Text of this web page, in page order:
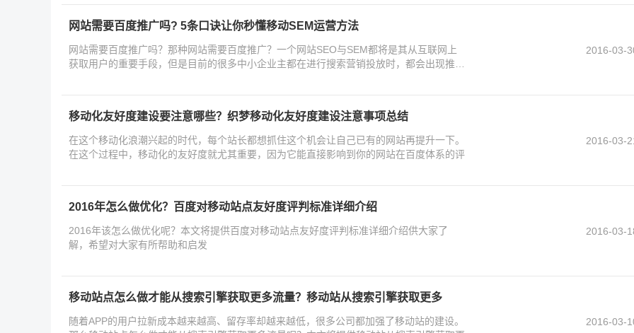
网站需要百度推广吗? 5条口诀让你秒懂移动SEM运营方法
网站需要百度推广吗？那种网站需要百度推广？一个网站SEO与SEM都将是其从互联网上
获取用户的重要手段，但是目前的很多中小企业主都在进行搜索营销投放时，都会出现推广
2016-03-
移动化友好度建设要注意哪些？织梦移动化友好度建设注意事项总结
在这个移动化浪潮兴起的时代，每个站长都想抓住这个机会让自己已有的网站再提升一下。
在这个过程中，移动化的友好度就尤其重要，因为它能直接影响到你的网站在百度体系的评
2016-03-
2016年怎么做优化？百度对移动站点友好度评判标准详细介绍
2016年该怎么做优化呢？本文将提供百度对移动站点友好度评判标准详细介绍供大家了
解，希望对大家有所帮助和启发
2016-03-
移动站点怎么做才能从搜索引擎获取更多流量？移动站从搜索引擎获取更多
随着APP的用户拉新成本越来越高、留存率却越来越低，很多公司都加强了移动站的建设。
2016-03-